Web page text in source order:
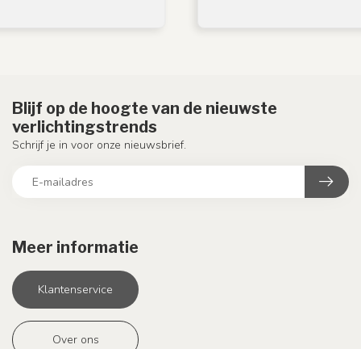
Meer informatie
Klantenservice
Over ons
Blijf op de hoogte van de nieuwste
verlichtingstrends
Schrijf je in voor onze nieuwsbrief.